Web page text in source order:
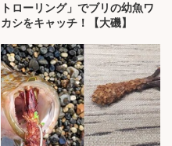
トローリング」でブリの幼魚ワ
カシをキャッチ！【大磯】